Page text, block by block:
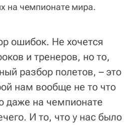
на чемпионате мира.
ошибок. Не хочется
и тренеров, но то,
разбор полетов, – это
нам вообще не то что
даже на чемпионате
И то, что у нас было